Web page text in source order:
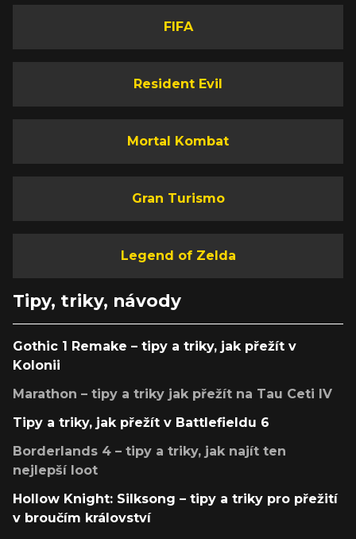
FIFA
Resident Evil
Mortal Kombat
Gran Turismo
Legend of Zelda
Tipy, triky, návody
Gothic 1 Remake – tipy a triky, jak přežít v
Kolonii
Marathon – tipy a triky jak přežít na Tau Ceti IV
Tipy a triky, jak přežít v Battlefieldu 6
Borderlands 4 – tipy a triky, jak najít ten
nejlepší loot
Hollow Knight: Silksong – tipy a triky pro přežití
v broučím království